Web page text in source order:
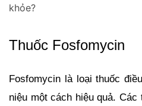
khỏe?
Thuốc Fosfomycin
Fosfomycin là loại thuốc
niệu một cách hiệu quả.